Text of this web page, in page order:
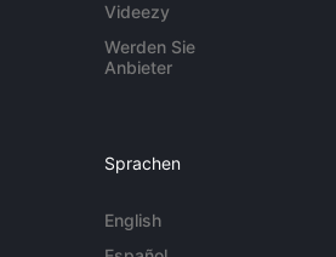
Videezy
Werden Sie
Anbieter
Sprachen
English